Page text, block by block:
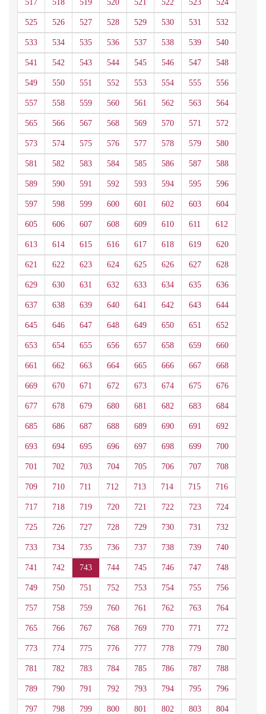
517 518 519 520 521 522 523 524
525 526 527 528 529 530 531 532
533 534 535 536 537 538 539 540
541 542 543 544 545 546 547 548
549 550 551 552 553 554 555 556
557 558 559 560 561 562 563 564
565 566 567 568 569 570 571 572
573 574 575 576 577 578 579 580
581 582 583 584 585 586 587 588
589 590 591 592 593 594 595 596
597 598 599 600 601 602 603 604
605 606 607 608 609 610 611 612
613 614 615 616 617 618 619 620
621 622 623 624 625 626 627 628
629 630 631 632 633 634 635 636
637 638 639 640 641 642 643 644
645 646 647 648 649 650 651 652
653 654 655 656 657 658 659 660
661 662 663 664 665 666 667 668
669 670 671 672 673 674 675 676
677 678 679 680 681 682 683 684
685 686 687 688 689 690 691 692
693 694 695 696 697 698 699 700
701 702 703 704 705 706 707 708
709 710 711 712 713 714 715 716
717 718 719 720 721 722 723 724
725 726 727 728 729 730 731 732
733 734 735 736 737 738 739 740
741 742 743 744 745 746 747 748
749 750 751 752 753 754 755 756
757 758 759 760 761 762 763 764
765 766 767 768 769 770 771 772
773 774 775 776 777 778 779 780
781 782 783 784 785 786 787 788
789 790 791 792 793 794 795 796
797 798 799 800 801 802 803 804